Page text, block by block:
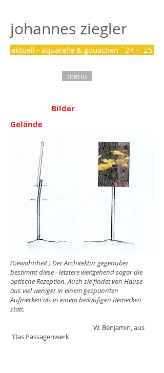
johannes ziegler
menü
aktuell - aquarelle & gouachen ´24 -´25
Bilder
Gelände
(Gewohnheit ) Der Architektur gegenüber
bestimmt diese - letztere weitgehend sogar die
optische Rezeption. Auch sie findet von Hause
aus viel weniger in einem gespannten
Aufmerken als in einem beiläufigen Bemerken
statt.
W. Benjamin, aus
"Das Passagenwerk